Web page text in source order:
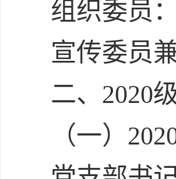
组织委员
宣传委员
二、2020
（一）